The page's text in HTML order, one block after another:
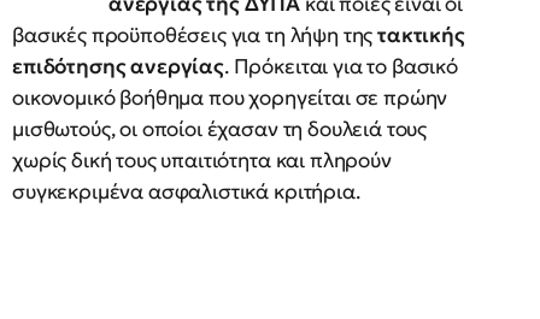
βασικές προϋποθέσεις για τη λήψη τηςτακτικής
επιδότησης ανεργίας. Πρόκειται για το βασικό
οικονομικό βοήθημα που χορηγείται σε πρώην
μισθωτούς, οι οποίοι έχασαν τη δουλειά τους
χωρίς δική τους υπαιτιότητα και πληρούν
συγκεκριμένα ασφαλιστικά κριτήρια.